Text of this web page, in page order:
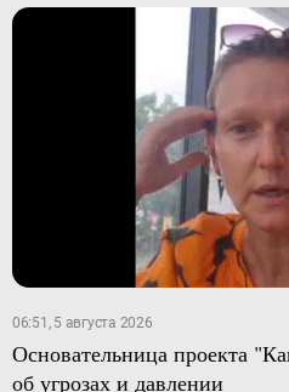
06:51, 5 августа 2026
Основательница проекта
об угрозах и давлении